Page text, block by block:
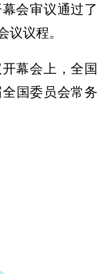
会审议通过了
议议程。
幕会上，全国
国委员会常务